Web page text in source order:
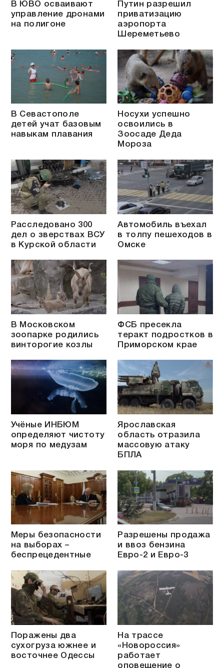
В ЮВО осваивают
управление дронами
на полигоне
Путин разрешил
приватизацию
аэропорта
Шереметьево
В Севастополе
детей учат базовым
навыкам плавания
Носухи успешно
освоились в
Зоосаде Деда
Мороза
Расследовано 300
дел о зверствах ВСУ
в Курской области
Автомобиль въехал
в толпу пешеходов в
Омске
В Московском
зоопарке родились
винторогие козлы
ФСБ пресекла
теракт подростков в
Приморском крае
Учёные ИНБЮМ
определяют чистоту
моря по медузам
Ярославская
область отразила
массовую атаку
БПЛА
Меры безопасности
на выборах –
беспрецедентные
Разрешены продажа
и ввоз бензина
Евро-2 и Евро-3
Поражены два
сухогруза южнее и
восточнее Одессы
На трассе
«Новороссия»
работает
оповещение о